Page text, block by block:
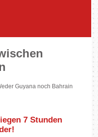
Guyana noch Bahrain
7 Stunden
!